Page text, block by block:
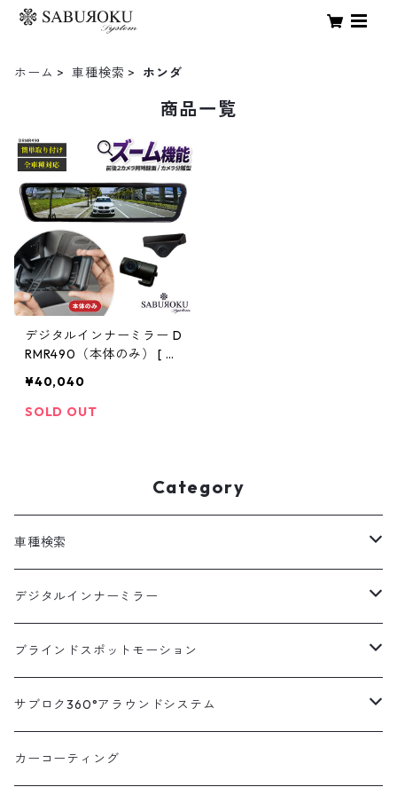
ホーム 車種検索 ホンダ
商品一覧
デジタルインナーミラー D
RMR490（本体のみ） [ ド
製 ミラー型 車内 カメラ 分
離型 ドラレコ ミラー型 ド
チ 前後同時録画 衝撃検知
¥40,040
SOLD OUT
Category
車種検索
汎用
トヨタ
ハイエース200系
アルファード・ヴェルファイア30系
ニッサン
エルグランドE52系
ホンダ
デジタルインナーミラー
汎用キット
車種別対応キット
トヨタ
オプション
ブラインドスポットモーション
汎用キット
車種別ミラー付セット
サブロク360°アラウンドシステム
アラウンドシステム本体
カーコーティング